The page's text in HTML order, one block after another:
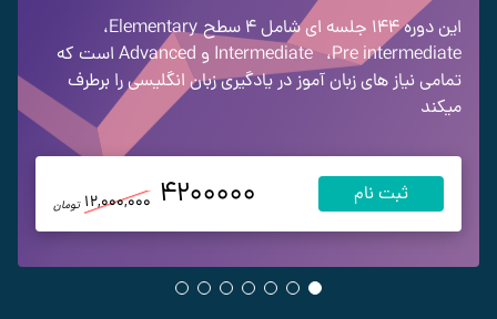
این دوره 144 جلسه ای شامل 4 سطح Elementary،
Pre intermediate، Intermediate و Advanced
است که
تمامی نیاز های زبان آموز در یادگیری زبان انگلیسی را برطرف
میکند
ثبت نام 4200000
12,000,000 تومان